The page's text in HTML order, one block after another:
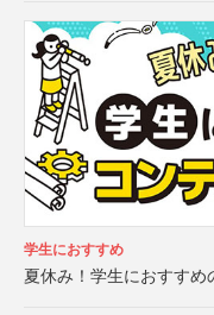
学生におすすめ
夏休み！学生におすすめ